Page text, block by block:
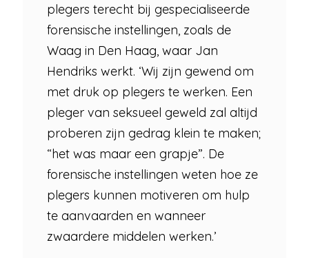
plegers terecht bij gespecialiseerde
forensische instellingen, zoals de
Waag in Den Haag, waar Jan
Hendriks werkt. ‘Wij zijn gewend om
met druk op plegers te werken. Een
pleger van seksueel geweld zal altijd
proberen zijn gedrag klein te maken;
“het was maar een grapje”. De
forensische instellingen weten hoe ze
plegers kunnen motiveren om hulp
te aanvaarden en wanneer
zwaardere middelen werken.’